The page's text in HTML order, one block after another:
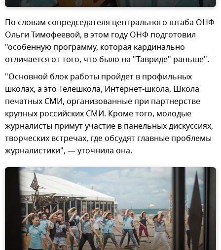
По словам сопредседателя центрального штаба ОНФ
Ольги Тимофеевой, в этом году ОНФ подготовил
"особенную программу, которая кардинально
отличается от того, что было на "Тавриде" раньше".
"Основной блок работы пройдет в профильных
школах, а это Телешкола, Интернет-школа, Школа
печатных СМИ, организованные при партнерстве
крупных российских СМИ. Кроме того, молодые
журналисты примут участие в панельных дискуссиях,
творческих встречах, где обсудят главные проблемы
журналистики", — уточнила она.